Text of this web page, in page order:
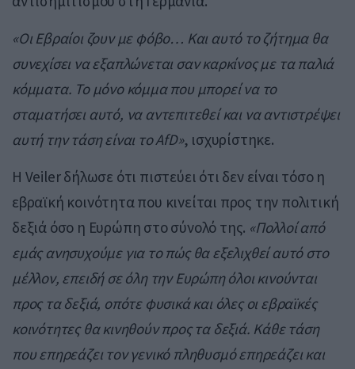
«Οι Εβραίοι ζουν με φόβο… Και αυτό το ζήτημα θα
συνεχίσει να εξαπλώνεται σαν καρκίνος με τα παλιά
κόμματα. Το μόνο κόμμα που μπορεί να το
σταματήσει αυτό, να αντεπιτεθεί και να αντιστρέψει
αυτή την τάση είναι το AfD», ισχυρίστηκε.
Η Veiler δήλωσε ότι πιστεύει ότι δεν είναι τόσο η
εβραϊκή κοινότητα που κινείται προς την πολιτική
δεξιά όσο η Ευρώπη στο σύνολό της. «Πολλοί από
εμάς ανησυχούμε για το πώς θα εξελιχθεί αυτό στο
μέλλον, επειδή σε όλη την Ευρώπη όλοι κινούνται
προς τα δεξιά, οπότε φυσικά και όλες οι εβραϊκές
κοινότητες θα κινηθούν προς τα δεξιά. Κάθε τάση
που επηρεάζει τον γενικό πληθυσμό επηρεάζει και